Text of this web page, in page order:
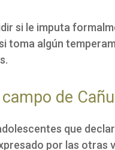
si le imputa
toma algún
de
que
por las otras